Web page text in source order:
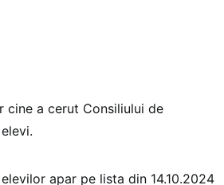
cine a cerut Consiliului de
apar pe lista din 14.10.2024